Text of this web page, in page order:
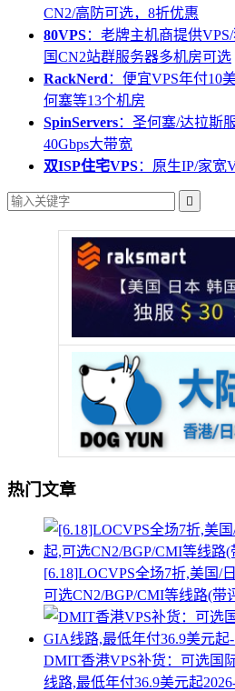
CN2/高防可选，8折优惠
80VPS：老牌主机商提供
国CN2站群服务器多机房可选
RackNerd ：便宜VPS年付10
何塞等13个机房
SpinServers：圣何塞/达拉斯
40Gbps大带宽
双ISP住宅VPS：原生IP/家宽

热门文章
[6.18]LOCVPS全场7折,美国/
可选CN2/BGP/CMI等线路(带
DMIT香港VPS补货：可选国
线路,最低年付36.9美元起